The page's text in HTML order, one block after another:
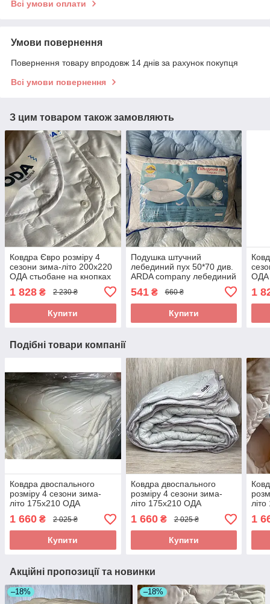
Всі умови оплати
Умови повернення
Повернення товару впродовж 14 днів за рахунок покупця
Всі умови повернення
З цим товаром також замовляють
Ковдра Євро розміру 4
сезони зима-літо 200х220
ОДА стьобане на кнопках
1 828 ₴ 2 230 ₴
Купити
Подушка штучний
лебединий пух 50*70 див.
ARDA company лебединий
пух. Чохол 100% бавовна
541₴ 660 ₴
Купити
ОДА
1
Подібні товари компанії
Ковдра двоспального
розміру 4 сезони зима-
літо 175х210 ОДА
стьобана на кнопках 3 в 1,
1 660 ₴ 2 025 ₴
Купити
Ковдра двоспального
розміру 4 сезони зима-
літо 175х210 ОДА
стьобана на кнопках 3 в 1,
Колір - Сірий
1 660₴ 2 025 ₴
Купити
1
Акційні пропозиції та новинки
–18% –18%